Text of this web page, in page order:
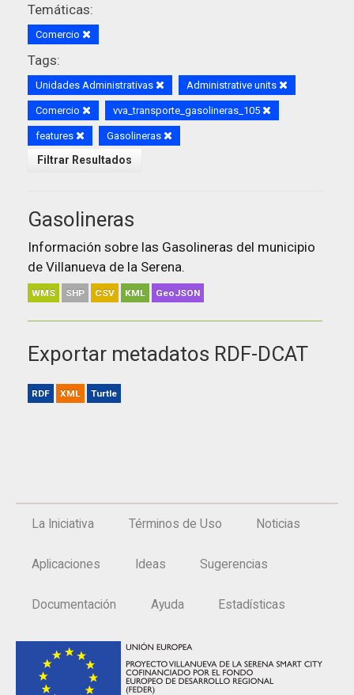
Temáticas:
Comercio
Tags:
Unidades Administrativas Administrative units
Comercio vva_transporte_gasolineras_105
features Gasolineras
Filtrar Resultados
Gasolineras
Información sobre las Gasolineras del municipio
de Villanueva de la Serena.
WMS SHP CSV KML GeoJSON
Exportar metadatos RDF-DCAT
RDF XML Turtle
La Iniciativa Términos de Uso Noticias
Aplicaciones Ideas Sugerencias
Documentación Ayuda Estadísticas